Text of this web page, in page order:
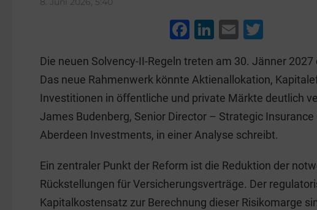
F
c
e
b
o
k
Li
k
e
dI
n
E
ai
l
tt
er
Die neuen Solvency-II-Regeln treten am 30. Jänner
Das neue Rahmenwerk könnte Aktienallokation,
Investitionen in öffentliche und private Märkte deutlich
James Budenberg, Senior Director – Strategic Insurance
Aberdeen Investments, in einer Analyse schreibt.
Ein zentraler Punkt der Reform ist die Reduktion der
Rückstellungen für Versicherungsverträge. Der
Kapitalkostensatz zur Berechnung dieser Risikomarge